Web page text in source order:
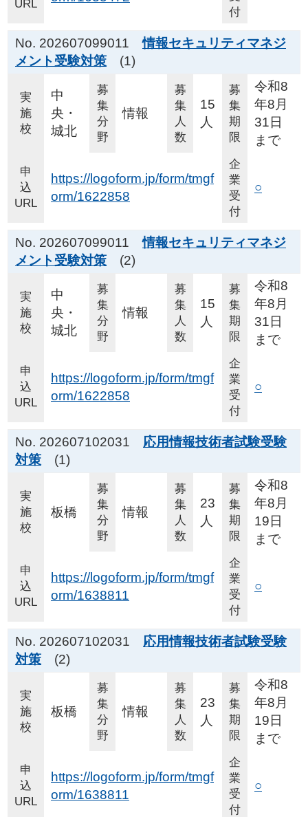
URL
付
No. 202607099011情報セキュリティマネジ
メント受験対策 (1)
実
施
校
中
央・
城北
募
集
分
野
情報
募
集
人
数
15
人
募
集
期
限
令和8
年8月
31日
まで
申
込
URL
https://logoform.jp/form/tmgf
orm/1622858
企
業
受
付
○
No. 202607099011情報セキュリティマネジ
メント受験対策 (2)
実
施
校
中
央・
城北
募
集
分
野
情報
募
集
人
数
15
人
募
集
期
限
令和8
年8月
31日
まで
申
込
URL
https://logoform.jp/form/tmgf
orm/1622858
企
業
受
付
○
No. 202607102031 応用情報技術者試験受験
対策 (1)
実
施
校
板橋
募
集
分
野
情報
募
集
人
数
23
人
募
集
期
限
令和8
年8月
19日
まで
申
込
URL
https://logoform.jp/form/tmgf
orm/1638811
企
業
受
付
○
No. 202607102031 応用情報技術者試験受験
対策 (2)
実
施
校
板橋
募
集
分
野
情報
募
集
人
数
23
人
募
集
期
限
令和8
年8月
19日
まで
申
込
URL
https://logoform.jp/form/tmgf
orm/1638811
企
業
受
付
○